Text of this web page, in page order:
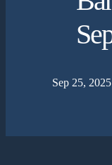
Sep 25, 2025